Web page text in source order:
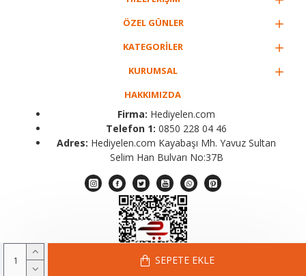
SEPETE EKLE
ÖZEL GÜNLER
KATEGORİLER
KURUMSAL
HAKKIMIZDA
Firma: Hediyelen.com
Telefon 1: 0850 228 04 46
Adres: Hediyelen.com Kayabaşı Mh. Yavuz Sultan
Selim Han Bulvarı No:37B